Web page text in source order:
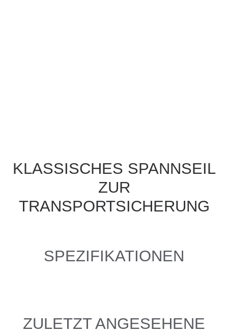
KLASSISCHES SPANNSEIL
ZUR
TRANSPORTSICHERUNG
SPEZIFIKATIONEN
ZULETZT ANGESEHENE